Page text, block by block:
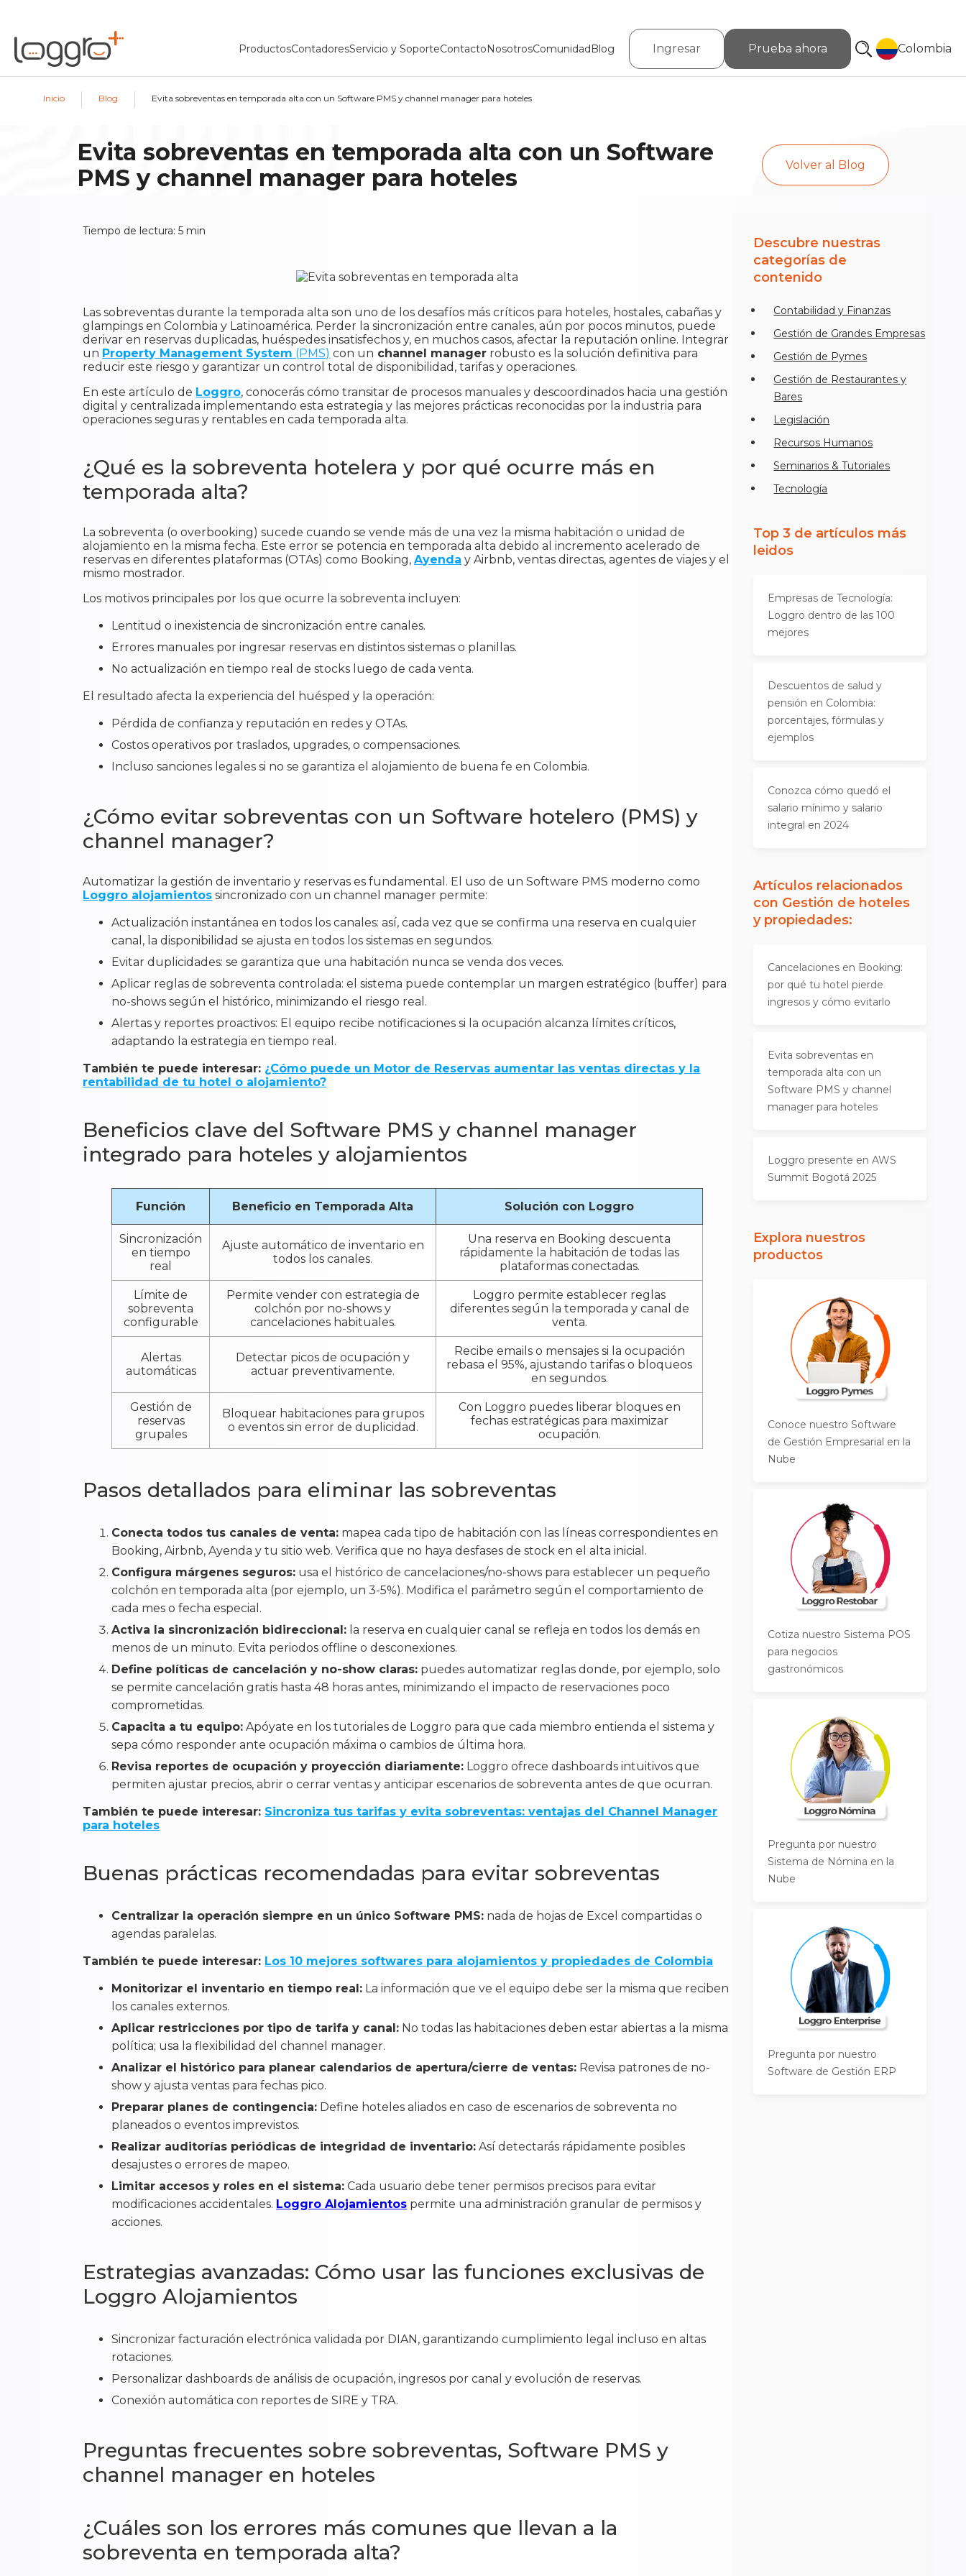
ProductosContadoresServicio y SoporteContactoNosotrosComunidadBlog Ingresar Prueba ahora Colombia
Inicio | Blog | Evita sobreventas en temporada alta con un Software PMS y channel manager para hoteles
Evita sobreventas en temporada alta con un Software
PMS y channel manager para hoteles
Volver al Blog
Tiempo de lectura:5 min
Las sobreventas durante la temporada alta son uno de los desafíos más críticos para hoteles, hostales, cabañas y
glampings en Colombia y Latinoamérica. Perder la sincronización entre canales, aún por pocos minutos, puede
derivar en reservas duplicadas, huéspedes insatisfechos y, en muchos casos, afectar la reputación online. Integrar
un Property Management System (PMS) con un channel manager robusto es la solución definitiva para
reducir este riesgo y garantizar un control total de disponibilidad, tarifas y operaciones.
En este artículo de Loggro, conocerás cómo transitar de procesos manuales y descoordinados hacia una gestión
digital y centralizada implementando esta estrategia y las mejores prácticas reconocidas por la industria para
operaciones seguras y rentables en cada temporada alta.
¿Qué es la sobreventa hotelera y por qué ocurre más en
temporada alta?
La sobreventa (o overbooking) sucede cuando se vende más de una vez la misma habitación o unidad de
alojamiento en la misma fecha. Este error se potencia en temporada alta debido al incremento acelerado de
reservas en diferentes plataformas (OTAs) como Booking,Ayenda y Airbnb, ventas directas, agentes de viajes y el
mismo mostrador.
Los motivos principales por los que ocurre la sobreventa incluyen:
Lentitud o inexistencia de sincronización entre canales.
Errores manuales por ingresar reservas en distintos sistemas o planillas.
No actualización en tiempo real de stocks luego de cada venta.
El resultado afecta la experiencia del huésped y la operación:
Pérdida de confianza y reputación en redes y OTAs.
Costos operativos por traslados, upgrades, o compensaciones.
Incluso sanciones legales si no se garantiza el alojamiento de buena fe en Colombia.
¿Cómo evitar sobreventas con un Software hotelero (PMS) y
channel manager?
Automatizar la gestión de inventario y reservas es fundamental. El uso de un Software PMS moderno como
Loggro alojamientos sincronizado con un channel manager permite:
Actualización instantánea en todos los canales: así, cada vez que se confirma una reserva en cualquier
canal, la disponibilidad se ajusta en todos los sistemas en segundos.
Evitar duplicidades: se garantiza que una habitación nunca se venda dos veces.
Aplicar reglas de sobreventa controlada: el sistema puede contemplar un margen estratégico (buffer) para
no-shows según el histórico, minimizando el riesgo real.
Alertas y reportes proactivos: El equipo recibe notificaciones si la ocupación alcanza límites críticos,
adaptando la estrategia en tiempo real.
También te puede interesar: ¿Cómo puede un Motor de Reservas aumentar las ventas directas y la
rentabilidad de tu hotel o alojamiento?
Beneficios clave del Software PMS y channel manager
integrado para hoteles y alojamientos
Función Beneficio en Temporada Alta Solución con Loggro
Sincronización
en tiempo
real
Ajuste automático de inventario en
todos los canales.
Una reserva en Booking descuenta
rápidamente la habitación de todas las
plataformas conectadas.
Límite de
sobreventa
configurable
Permite vender con estrategia de
colchón por no-shows y
cancelaciones habituales.
Loggro permite establecer reglas
diferentes según la temporada y canal de
venta.
Alertas
automáticas
Detectar picos de ocupación y
actuar preventivamente.
Recibe emails o mensajes si la ocupación
rebasa el 95%, ajustando tarifas o bloqueos
en segundos.
Gestión de
reservas
grupales
Bloquear habitaciones para grupos
o eventos sin error de duplicidad.
Con Loggro puedes liberar bloques en
fechas estratégicas para maximizar
ocupación.
Pasos detallados para eliminar las sobreventas
Conecta todos tus canales de venta: mapea cada tipo de habitación con las líneas correspondientes en
Booking, Airbnb, Ayenda y tu sitio web. Verifica que no haya desfases de stock en el alta inicial.
Configura márgenes seguros: usa el histórico de cancelaciones/no-shows para establecer un pequeño
colchón en temporada alta (por ejemplo, un 3-5%). Modifica el parámetro según el comportamiento de
cada mes o fecha especial.
Activa la sincronización bidireccional: la reserva en cualquier canal se refleja en todos los demás en
menos de un minuto. Evita periodos offline o desconexiones.
Define políticas de cancelación y no-show claras: puedes automatizar reglas donde, por ejemplo, solo
se permite cancelación gratis hasta 48 horas antes, minimizando el impacto de reservaciones poco
comprometidas.
Capacita a tu equipo: Apóyate en los tutoriales de Loggro para que cada miembro entienda el sistema y
sepa cómo responder ante ocupación máxima o cambios de última hora.
Revisa reportes de ocupación y proyección diariamente: Loggro ofrece dashboards intuitivos que
permiten ajustar precios, abrir o cerrar ventas y anticipar escenarios de sobreventa antes de que ocurran.
También te puede interesar: Sincroniza tus tarifas y evita sobreventas: ventajas del Channel Manager
para hoteles
Buenas prácticas recomendadas para evitar sobreventas
Centralizar la operación siempre en un único Software PMS: nada de hojas de Excel compartidas o
agendas paralelas.
También te puede interesar: Los 10 mejores softwares para alojamientos y propiedades de Colombia
Monitorizar el inventario en tiempo real: La información que ve el equipo debe ser la misma que reciben
los canales externos.
Aplicar restricciones por tipo de tarifa y canal: No todas las habitaciones deben estar abiertas a la misma
política; usa la flexibilidad del channel manager.
Analizar el histórico para planear calendarios de apertura/cierre de ventas: Revisa patrones de no-
show y ajusta ventas para fechas pico.
Preparar planes de contingencia: Define hoteles aliados en caso de escenarios de sobreventa no
planeados o eventos imprevistos.
Realizar auditorías periódicas de integridad de inventario: Así detectarás rápidamente posibles
desajustes o errores de mapeo.
Limitar accesos y roles en el sistema: Cada usuario debe tener permisos precisos para evitar
modificaciones accidentales. Loggro Alojamientos permite una administración granular de permisos y
acciones.
Estrategias avanzadas: Cómo usar las funciones exclusivas de
Loggro Alojamientos
Sincronizar facturación electrónica validada por DIAN, garantizando cumplimiento legal incluso en altas
rotaciones.
Personalizar dashboards de análisis de ocupación, ingresos por canal y evolución de reservas.
Conexión automática con reportes de SIRE y TRA.
Preguntas frecuentes sobre sobreventas, Software PMS y
channel manager en hoteles
¿Cuáles son los errores más comunes que llevan a la
sobreventa en temporada alta?
Descubre nuestras
categorías de
contenido
Contabilidad y Finanzas
Gestión de Grandes Empresas
Gestión de Pymes
Gestión de Restaurantes y
Bares
Legislación
Recursos Humanos
Seminarios & Tutoriales
Tecnología
Top 3 de artículos más
leidos
Empresas de Tecnología:
Loggro dentro de las 100
mejores
Descuentos de salud y
pensión en Colombia:
porcentajes, fórmulas y
ejemplos
Conozca cómo quedó el
salario mínimo y salario
integral en 2024
Artículos relacionados
con Gestión de hoteles
y propiedades:
Cancelaciones en Booking:
por qué tu hotel pierde
ingresos y cómo evitarlo
Evita sobreventas en
temporada alta con un
Software PMS y channel
manager para hoteles
Loggro presente en AWS
Summit Bogotá 2025
Explora nuestros
productos
Conoce nuestro Software
de Gestión Empresarial en la
Nube
Cotiza nuestro Sistema POS
para negocios
gastronómicos
Pregunta por nuestro
Sistema de Nómina en la
Nube
Pregunta por nuestro
Software de Gestión ERP